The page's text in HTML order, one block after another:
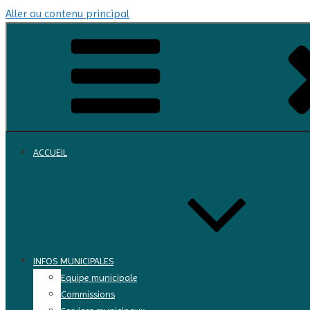
Aller au contenu principal
ACCUEIL
INFOS MUNICIPALES
Equipe municipale
Commissions